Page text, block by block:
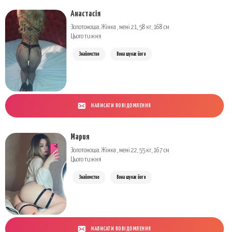
Анастасія
Золотоноша. Жінка , мені 21, 58 кг, 168 см
Цього тижня
Знайомство Вона шукає його
НАПИСАТИ ПОВІДОМЛЕННЯ
Мария
Золотоноша. Жінка , мені 22, 55 кг, 167 см
Цього тижня
Знайомство Вона шукає його
НАПИСАТИ ПОВІДОМЛЕННЯ